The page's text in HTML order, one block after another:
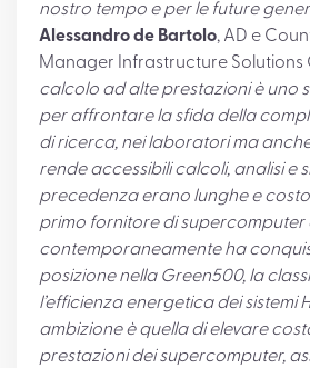
nostro tempo e per le future
Alessandro de Bartolo, AD e
Manager Infrastructure Solutions
calcolo ad alte prestazioni è uno
per affrontare la sfida della
di ricerca, nei laboratori ma
rende accessibili calcoli, analisi e
precedenza erano lunghe e
primo fornitore di supercomputer
contemporaneamente ha
posizione nella Green500, la
l’efficienza energetica dei sistemi
ambizione è quella di elevare
prestazioni dei supercomputer,